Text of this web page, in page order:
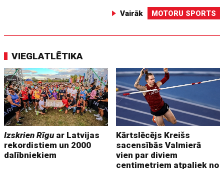
Vairāk MOTORU SPORTS
VIEGLATLĒTIKA
Izskrien Rīguar Latvijas
rekordistiem un 2000
dalībniekiem
Kārtslēcējs Kreišs
sacensībās Valmierā
vien par diviem
centimetriem atpaliek no